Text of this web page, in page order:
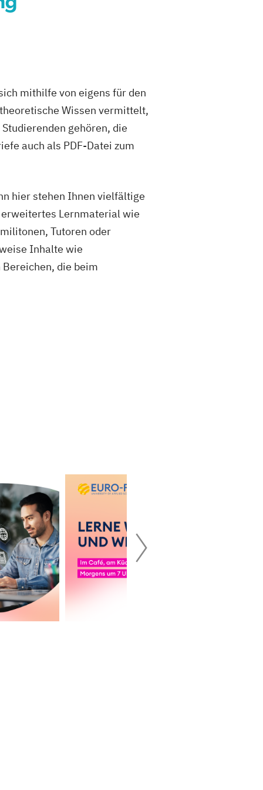
mithilfe von eigens für den
Wissen vermittelt,
gehören, die
auch als PDF-Datei zum
hier stehen Ihnen vielfältige
Lernmaterial wie
Tutoren oder
Inhalte wie
die beim